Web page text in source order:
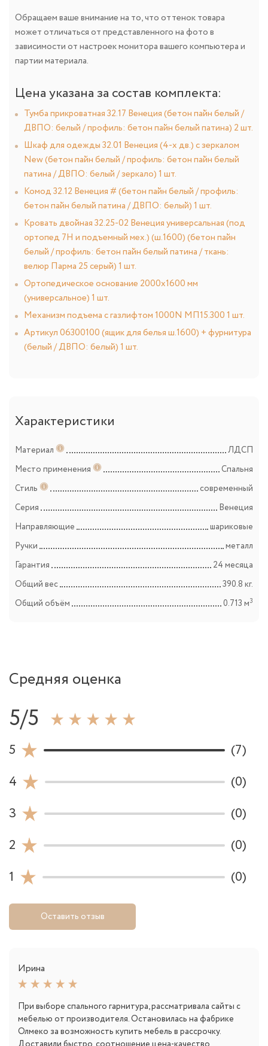
Обращаем ваше внимание на то, что оттенок товара
может отличаться от представленного на фото в
зависимости от настроек монитора вашего компьютера и
партии материала.
Цена указана за состав комплекта:
Тумба прикроватная 32.17 Венеция (бетон пайн белый /
ДВПО: белый / профиль: бетон пайн белый патина) 2 шт.
Шкаф для одежды 32.01 Венеция (4-х дв.) с зеркалом
New (бетон пайн белый / профиль: бетон пайн белый
патина / ДВПО: белый / зеркало) 1 шт.
Комод 32.12 Венеция # (бетон пайн белый / профиль:
бетон пайн белый патина / ДВПО: белый) 1 шт.
Кровать двойная 32.25-02 Венеция универсальная (под
ортопед 7Н и подъемный мех.) (ш.1600) (бетон пайн
белый / профиль: бетон пайн белый патина / ткань:
велюр Парма 25 серый) 1 шт.
Ортопедическое основание 2000х1600 мм
(универсальное) 1 шт.
Механизм подъема с газлифтом 1000N МП15.300 1 шт.
Артикул 06300100 (ящик для белья ш.1600) + фурнитура
(белый / ДВПО: белый) 1 шт.
Характеристики
Материал
ЛДСП
Место применения
Спальня
Стиль
современный
Серия
Венеция
Направляющие
шариковые
Ручки
металл
Гарантия
24 месяца
Общий вес
390.8 кг.
Общий объём
0.713 м3
Средняя оценка
5/5
5
(7)
4
(0)
3
(0)
2
(0)
1
(0)
Оставить отзыв
Ирина
При выборе спального гарнитура, рассматривала сайты с
мебелью от производителя. Остановилась на фабрике
Олмеко за возможность купить мебель в рассрочку.